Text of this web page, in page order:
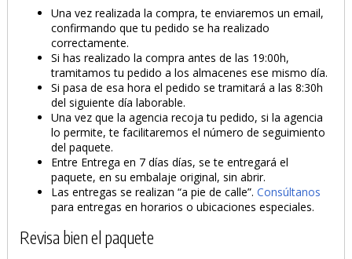
Una vez realizada la compra, te enviaremos un email,
confirmando que tu pedido se ha realizado
correctamente.
Si has realizado la compra antes de las 19:00h,
tramitamos tu pedido a los almacenes ese mismo día.
Si pasa de esa hora el pedido se tramitará a las 8:30h
del siguiente día laborable.
Una vez que la agencia recoja tu pedido, si la agencia
lo permite, te facilitaremos el número de seguimiento
del paquete.
Entre Entrega en 7 días días, se te entregará el
paquete, en su embalaje original, sin abrir.
Las entregas se realizan “a pie de calle”.Consúltanos
para entregas en horarios o ubicaciones especiales.
Revisa bien el paquete